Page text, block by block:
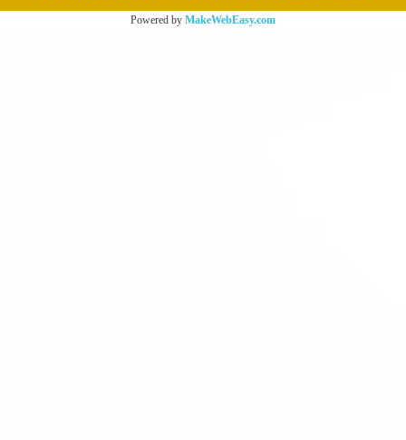
Powered by MakeWebEasy.com